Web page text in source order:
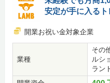
安定が手に入る
開業お祝い金対象企業
業種
その
ルシ
ラン